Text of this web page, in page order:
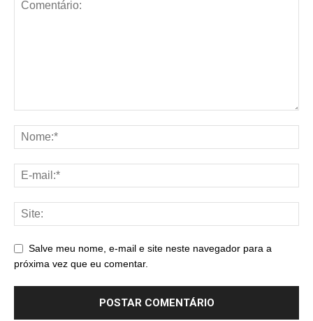
Salve meu nome, e-mail e site neste navegador para a
próxima vez que eu comentar.